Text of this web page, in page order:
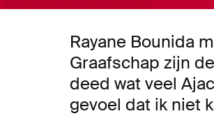
Rayane Bounida
Graafschap zijn
deed wat veel
gevoel dat ik niet